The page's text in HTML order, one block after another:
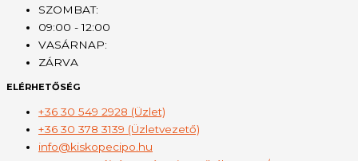
SZOMBAT:
09:00 - 12:00
VASÁRNAP:
ZÁRVA
ELÉRHETŐSÉG
+36 30 549 2928 (Üzlet)
+36 30 378 3139 (Üzletvezető)
info@kiskopecipo.hu